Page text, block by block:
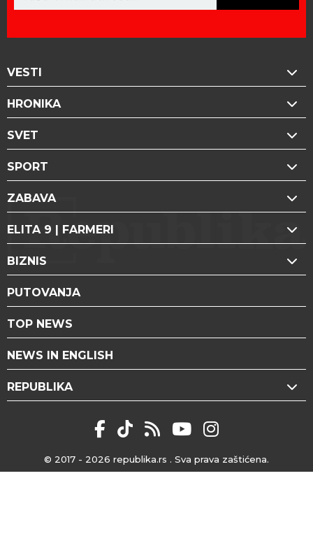
VESTI
HRONIKA
SVET
SPORT
ZABAVA
ELITA 9 | FARMERI
BIZNIS
PUTOVANJA
TOP NEWS
NEWS IN ENGLISH
REPUBLIKA
© 2017 - 2026 republika.rs . Sva prava zaštićena.